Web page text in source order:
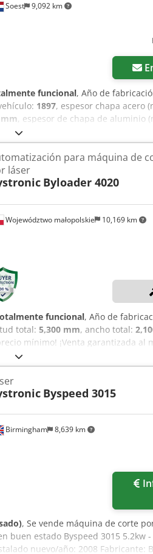
Soest 9,092 km
funcional, Año de
1897, espesor chapa acero
, espesor de chapa de aluminio
2,000 mm
en 2019. Dispone de un
vatios. Si busca capacidades
BySprint Fiber 4020 4kW.
de corte (abril 2026) •
(incluido) Crsdpfx Ajy I Strjcmef
Województwo małopolskie 10,169 km
para máquina de
láser
Byloader 4020
funcional, Año de
total: 5,300 mm, ancho total:
mínimo! ¡Venta garantizada al
Acey Nkzqomorf DATOS
Dimensiones (L x A x H):
desde 2019
Birmingham 8,639 km
Byspeed 3015
, Se vende máquina de corte
buen estado Byspeed 3015 5.2kw
nuevo/año: 2008 Fabricante: